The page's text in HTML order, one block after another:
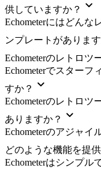
供していますか？
Echometerにはどんな
ンプレートがありま
Echometerのレトロツ
Echometerでスター
すか？
Echometerのレトロ
ありますか？
Echometerのアジャイ
どのような機能を提
Echometerはシンプル